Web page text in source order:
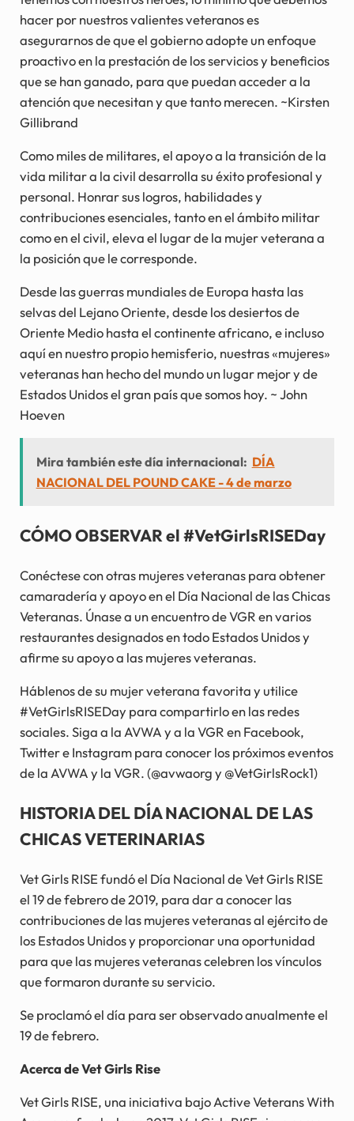
hacer por nuestros valientes veteranos es
asegurarnos de que el gobierno adopte un enfoque
proactivo en la prestación de los servicios y beneficios
que se han ganado, para que puedan acceder a la
atención que necesitan y que tanto merecen. ~Kirsten
Gillibrand
Como miles de militares, el apoyo a la transición de la
vida militar a la civil desarrolla su éxito profesional y
personal. Honrar sus logros, habilidades y
contribuciones esenciales, tanto en el ámbito militar
como en el civil, eleva el lugar de la mujer veterana a
la posición que le corresponde.
Desde las guerras mundiales de Europa hasta las
selvas del Lejano Oriente, desde los desiertos de
Oriente Medio hasta el continente africano, e incluso
aquí en nuestro propio hemisferio, nuestras «mujeres»
veteranas han hecho del mundo un lugar mejor y de
Estados Unidos el gran país que somos hoy. ~ John
Hoeven
Mira también este día internacional: DÍA
NACIONAL DEL POUND CAKE - 4 de marzo
CÓMO OBSERVAR el #VetGirlsRISEDay
Conéctese con otras mujeres veteranas para obtener
camaradería y apoyo en el Día Nacional de las Chicas
Veteranas. Únase a un encuentro de VGR en varios
restaurantes designados en todo Estados Unidos y
afirme su apoyo a las mujeres veteranas.
Háblenos de su mujer veterana favorita y utilice
#VetGirlsRISEDay para compartirlo en las redes
sociales. Siga a la AVWA y a la VGR en Facebook,
Twitter e Instagram para conocer los próximos eventos
de la AVWA y la VGR. (@avwaorg y @VetGirlsRock1)
HISTORIA DEL DÍA NACIONAL DE LAS
CHICAS VETERINARIAS
Vet Girls RISE fundó el Día Nacional de Vet Girls RISE
el 19 de febrero de 2019, para dar a conocer las
contribuciones de las mujeres veteranas al ejército de
los Estados Unidos y proporcionar una oportunidad
para que las mujeres veteranas celebren los vínculos
que formaron durante su servicio.
Se proclamó el día para ser observado anualmente el
19 de febrero.
Acerca de Vet Girls Rise
Vet Girls RISE, una iniciativa bajo Active Veterans With